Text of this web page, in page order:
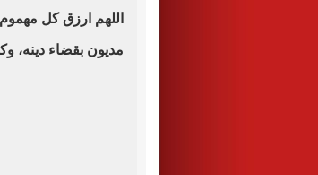
اللهم ارزق كل
مديون بقضاء دينه،